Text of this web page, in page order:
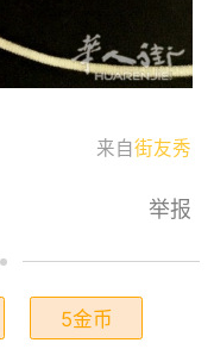
来自街友秀
举报
5金币